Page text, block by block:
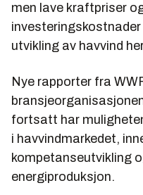
men lave kraftpriser
utvikling av havvind
Nye rapporter fra
fortsatt har
i havvindmarkedet,
kompetanseutvikling
energiproduksjon.